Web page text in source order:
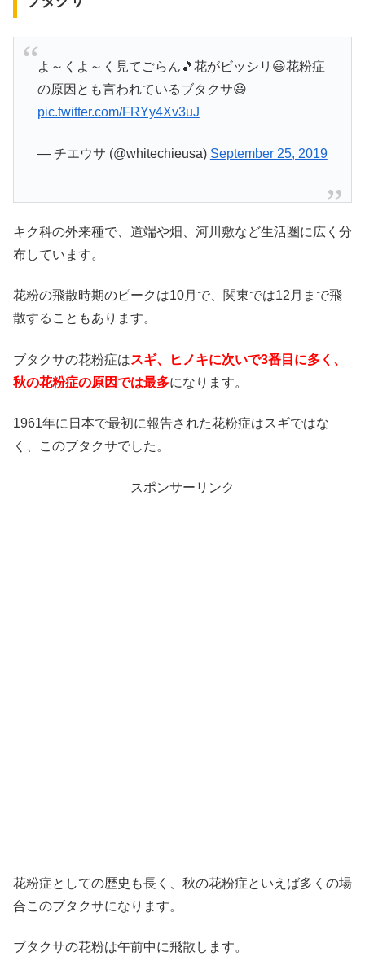
よ～くよ～く見てごらん🎵花がビッシリ😃花粉症
の原因とも言われているブタクサ😃
pic.twitter.com/FRYy4Xv3uJ
— チエウサ (@whitechieusa) September 25, 2019
キク科の外来種で、道端や畑、河川敷など生活圏に広く分
布しています。
花粉の飛散時期のピークは10月で、関東では12月まで飛
散することもあります。
ブタクサの花粉症はスギ、ヒノキに次いで3番目に多く、
秋の花粉症の原因では最多になります。
1961年に日本で最初に報告された花粉症はスギではな
く、このブタクサでした。
スポンサーリンク
花粉症としての歴史も長く、秋の花粉症といえば多くの場
合このブタクサになります。
ブタクサの花粉は午前中に飛散します。